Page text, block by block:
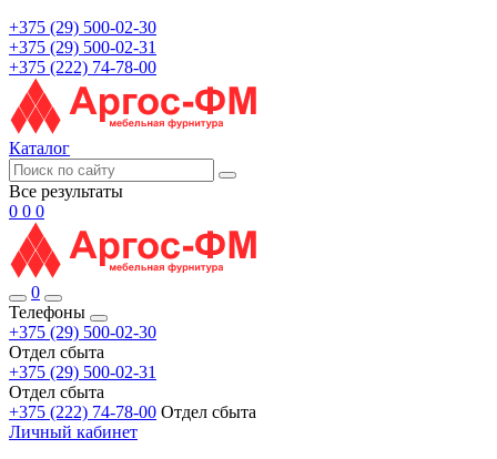
+375 (29) 500-02-30
+375 (29) 500-02-31
+375 (222) 74-78-00
Каталог
Все результаты
0 0 0
0
Телефоны
+375 (29) 500-02-30
Отдел сбыта
+375 (29) 500-02-31
Отдел сбыта
+375 (222) 74-78-00 Отдел сбыта
Личный кабинет